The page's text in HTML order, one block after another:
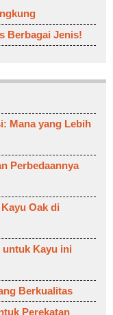
Berbagai Jenis!
Mana yang Lebih
Perbedaannya
Oak di
untuk Kayu ini
Berkualitas
Perekatan